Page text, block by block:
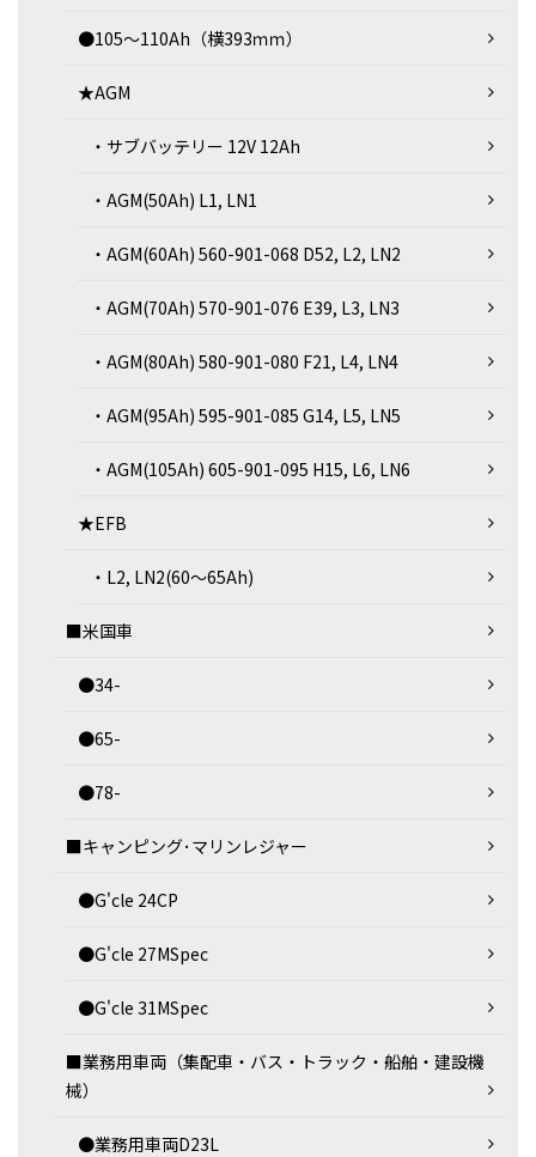
●105～110Ah（横393ｍｍ）
★AGM
・サブバッテリー 12V 12Ah
・AGM(50Ah) L1, LN1
・AGM(60Ah) 560-901-068 D52, L2, LN2
・AGM(70Ah) 570-901-076 E39, L3, LN3
・AGM(80Ah) 580-901-080 F21, L4, LN4
・AGM(95Ah) 595-901-085 G14, L5, LN5
・AGM(105Ah) 605-901-095 H15, L6, LN6
★EFB
・L2, LN2(60～65Ah)
■米国車
●34-
●65-
●78-
■キャンピング･マリンレジャー
●G'cle 24CP
●G'cle 27MSpec
●G'cle 31MSpec
■業務用車両（集配車・バス・トラック・船舶・建設機
械）
●業務用車両D23L